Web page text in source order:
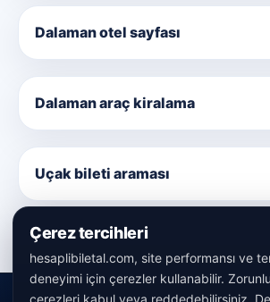
Dalaman otel sayfası
Dalaman araç kiralama
Uçak bileti araması
Çerez tercihleri
hesaplibiletal.com, site performansı ve
deneyimi için çerezler kullanabilir.
çerezleri kabul veya reddedebilirsiniz.